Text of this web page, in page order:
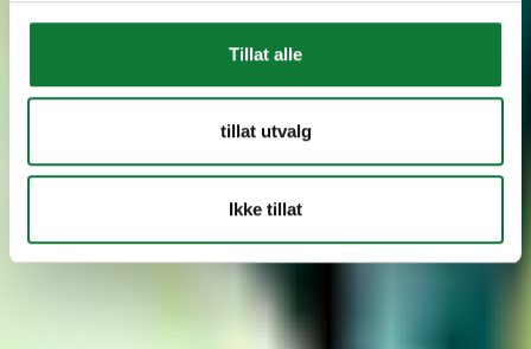
Tillat alle
tillat utvalg
Ikke tillat